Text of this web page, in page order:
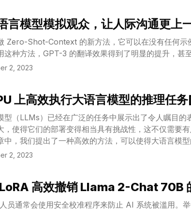
，我们还提出了一种高效且有效的基于锦标赛的方法
仅能够给出有深度和启发性的建议，还能够拓宽问
更高的答案准确率。
言模型模拟观众，让人际沟通更上
Zero-Shot-Context 的新方法，它可以在没有任何示
这种方法，GPT-3 的翻译效果得到了明显的提升，甚
2, 2023
上高效执行大语言模型的推理任
型（LLMs）已经在广泛的任务中展示出了令人瞩目
，使得它们的部署变得相当具有挑战性，这不仅需要
中，我们提出了一种高效的方法，可以使得大语言模
流程，并为此设计了一个特殊的、经过高度优化的
2, 2023
高效撤销 Llama 2-Chat 70B
员通常会使用安全校准程序来防止 AI 系统被滥用。